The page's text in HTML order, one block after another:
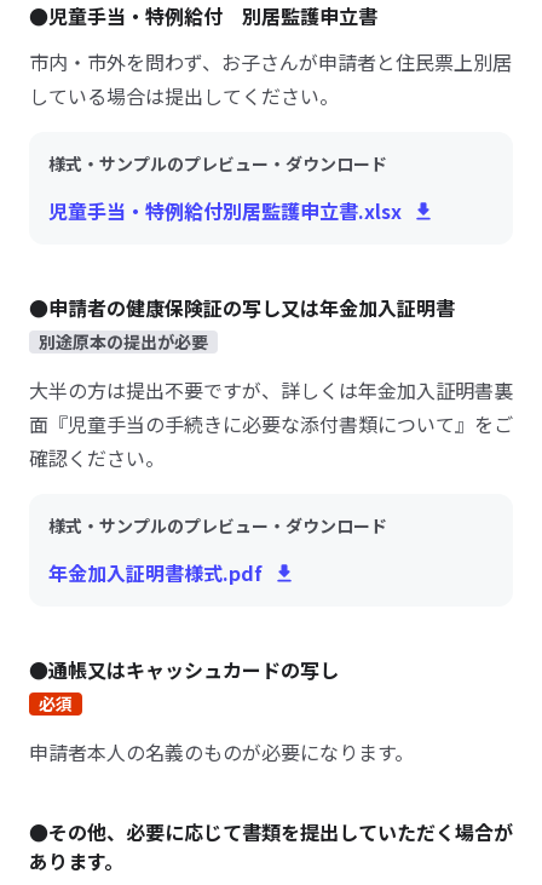
●児童手当・特例給付 別居監護申立書
市内・市外を問わず、お子さんが申請者と住民票上別居
している場合は提出してください。
様式・サンプルのプレビュー・ダウンロード
児童手当・特例給付別居監護申立書.xlsx
●申請者の健康保険証の写し又は年金加入証明書
別途原本の提出が必要
大半の方は提出不要ですが、詳しくは年金加入証明書裏
面『児童手当の手続きに必要な添付書類について』をご
確認ください。
様式・サンプルのプレビュー・ダウンロード
年金加入証明書様式.pdf
●通帳又はキャッシュカードの写し
必須
申請者本人の名義のものが必要になります。
●その他、必要に応じて書類を提出していただく場合が
あります。